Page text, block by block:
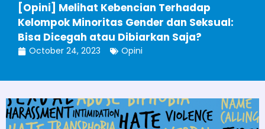
[Opini] Melihat Kebencian Terhadap
Kelompok Minoritas Gender dan Seksual:
Bisa Dicegah atau Dibiarkan Saja?
October 24, 2023 Opini